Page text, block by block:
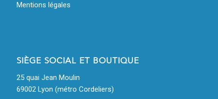
Mentions légales
SIÈGE SOCIAL ET BOUTIQUE
25 quai Jean Moulin
69002 Lyon (métro Cordeliers)